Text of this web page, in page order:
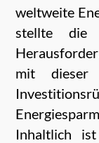
weltweite
stellte die
mit dieser
Inhaltlich